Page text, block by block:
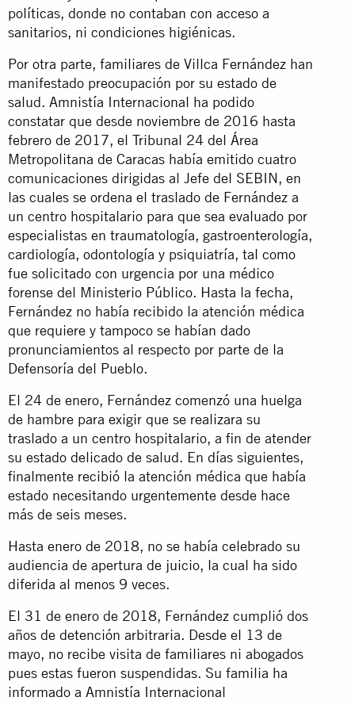
políticas, donde no contaban con acceso a
sanitarios, ni condiciones higiénicas.
Por otra parte, familiares de Villca Fernández han
manifestado preocupación por su estado de
salud. Amnistía Internacional ha podido
constatar que desde noviembre de 2016 hasta
febrero de 2017, el Tribunal 24 del Área
Metropolitana de Caracas había emitido cuatro
comunicaciones dirigidas al Jefe del SEBIN, en
las cuales se ordena el traslado de Fernández a
un centro hospitalario para que sea evaluado por
especialistas en traumatología, gastroenterología,
cardiología, odontología y psiquiatría, tal como
fue solicitado con urgencia por una médico
forense del Ministerio Público. Hasta la fecha,
Fernández no había recibido la atención médica
que requiere y tampoco se habían dado
pronunciamientos al respecto por parte de la
Defensoría del Pueblo.
El 24 de enero, Fernández comenzó una huelga
de hambre para exigir que se realizara su
traslado a un centro hospitalario, a fin de atender
su estado delicado de salud. En días siguientes,
finalmente recibió la atención médica que había
estado necesitando urgentemente desde hace
más de seis meses.
Hasta enero de 2018, no se había celebrado su
audiencia de apertura de juicio, la cual ha sido
diferida al menos 9 veces.
El 31 de enero de 2018, Fernández cumplió dos
años de detención arbitraria. Desde el 13 de
mayo, no recibe visita de familiares ni abogados
pues estas fueron suspendidas. Su familia ha
informado a Amnistía Internacional